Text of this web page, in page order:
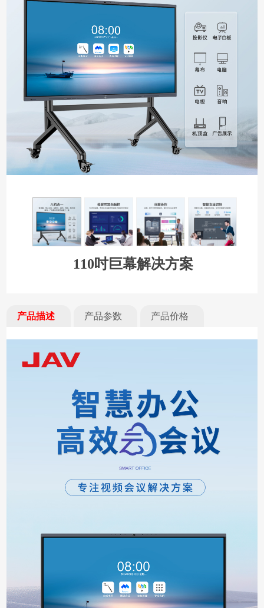
110吋巨幕解决方案
产品描述 产品参数 产品价格